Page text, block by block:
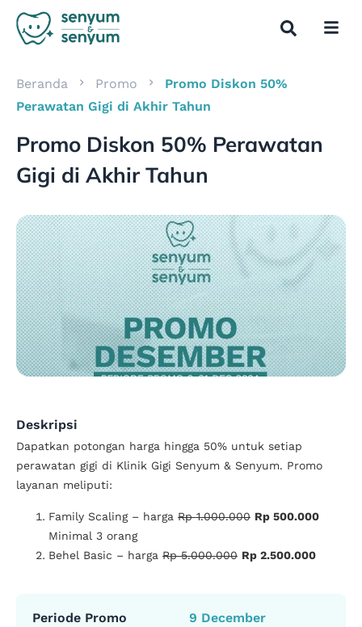
Beranda Promo
Promo Diskon 50%
Perawatan Gigi di Akhir Tahun
Promo Diskon 50% Perawatan
Gigi di Akhir Tahun
Deskripsi
Dapatkan potongan harga hingga 50% untuk setiap
perawatan gigi di Klinik Gigi Senyum & Senyum. Promo
layanan meliputi:
Family Scaling – harga Rp 1.000.000 Rp 500.000
Minimal 3 orang
Behel Basic – harga Rp 5.000.000 Rp 2.500.000
Periode Promo
9 December